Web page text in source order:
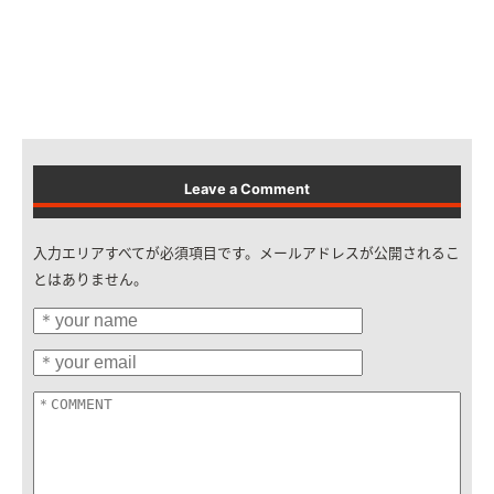
Leave a Comment
入力エリアすべてが必須項目です。メールアドレスが公開されるこ
とはありません。